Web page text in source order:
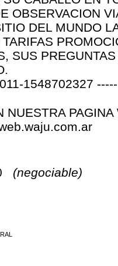
OBSERVACION
DEL MUNDO
SUS
1548702327
NUESTRA PAGINA
(negociable)